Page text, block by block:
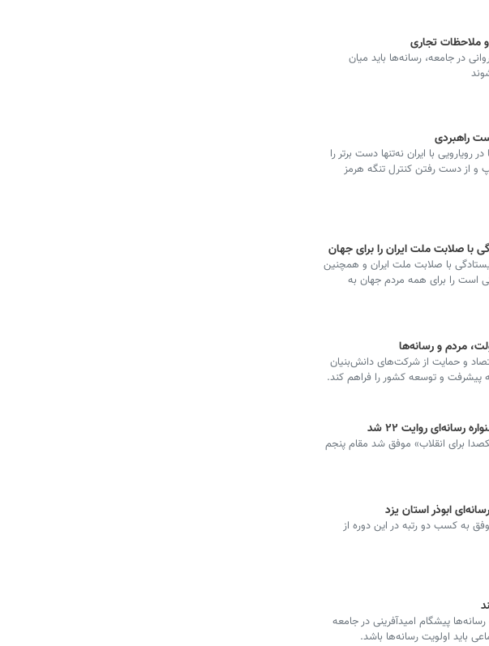
ملاحظات تجاری
در جامعه، رسانه‌ها باید میان
راهبردی
با ایران نه‌تنها دست برتر را
و از دست رفتن کنترل تنگه هرمز
با صلابت ملت ایران را برای جهان
با صلابت ملت ایران و همچنین
است را برای همه مردم جهان به
مردم و رسانه‌ها
و حمایت از شرکت‌های دانش‌بنیان
پیشرفت و توسعه کشور را فراهم کند.
رسانه‌ای روایت ۲۲ شد
یکصدا برای انقلاب» موفق شد مقام پنجم
ابوذر استان یزد
به کسب دو رتبه در این دوره از
رسانه‌ها پیشگام امیدآفرینی در جامعه
باید اولویت رسانه‌ها باشد.